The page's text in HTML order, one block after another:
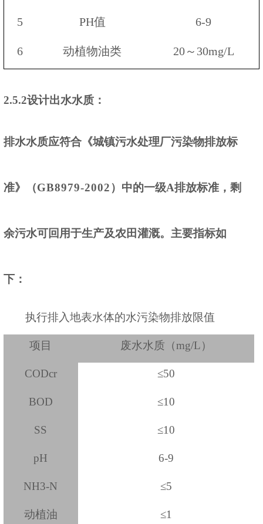
5 PH值 6-9
6 动植物油类 20～30mg/L
2.5.2设计出水水质：
排水水质应符合《城镇污水处理厂污染物排放标
准》（GB8979-2002 ）中的一级A排放标准， 剩
余污水可回用于生产及农田灌溉。 主要指标如
下：
执行排入地表水体的水污染物排放限值
项目 废水水质（mg/L）
CODcr ≤50
BOD ≤10
SS ≤10
pH 6-9
NH3-N ≤5
动植油 ≤1